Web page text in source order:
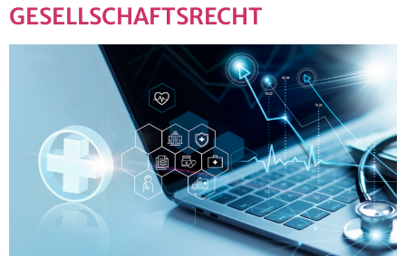
GESELLSCHAFTSRECHT